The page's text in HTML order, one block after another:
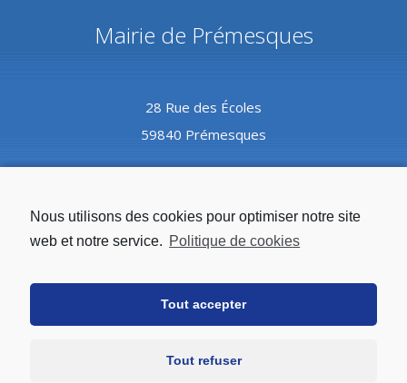
Mairie de Prémesques
28 Rue des Écoles
59840 Prémesques
Coordonnées
Tél :03.20.08.82.10
mairie@premesques.fr
Nous utilisons des cookies pour optimiser notre site
web et notre service. Politique de cookies
Tout accepter
Tout refuser